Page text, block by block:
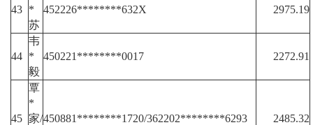
43 *
苏
452226********632X 2975.19
44
韦
*
毅
450221********0017 2272.91
45
覃
*
家/450881********1720/362202********6293 2485.32